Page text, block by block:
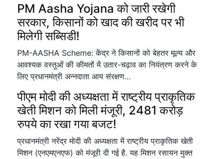
PM Aasha Yojana को जारी रखेगी
सरकार, किसानों को खाद की खरीद पर भी
मिलेगी सब्सिडी!
PM-AASHA Scheme: केंद्र ने किसानों को बेहतर मूल्य और
आवश्यक वस्तुओं की कीमतों में उतार-चढ़ाव का नियंत्रण करने के
लिए प्रधानमंत्री अन्नदाता आय संरक्षण…
पीएम मोदी की अध्यक्षता में राष्ट्रीय प्राकृतिक
खेती मिशन को मिली मंजूरी, 2481 करोड़
रुपये का रखा गया बजट!
प्रधानमंत्री नरेंद्र मोदी की अध्यक्षता में राष्ट्रीय प्राकृतिक खेती
मिशन (एनएमएनएफ) को मंजूरी दी गई है. यह मिशन रसायन मुक्त